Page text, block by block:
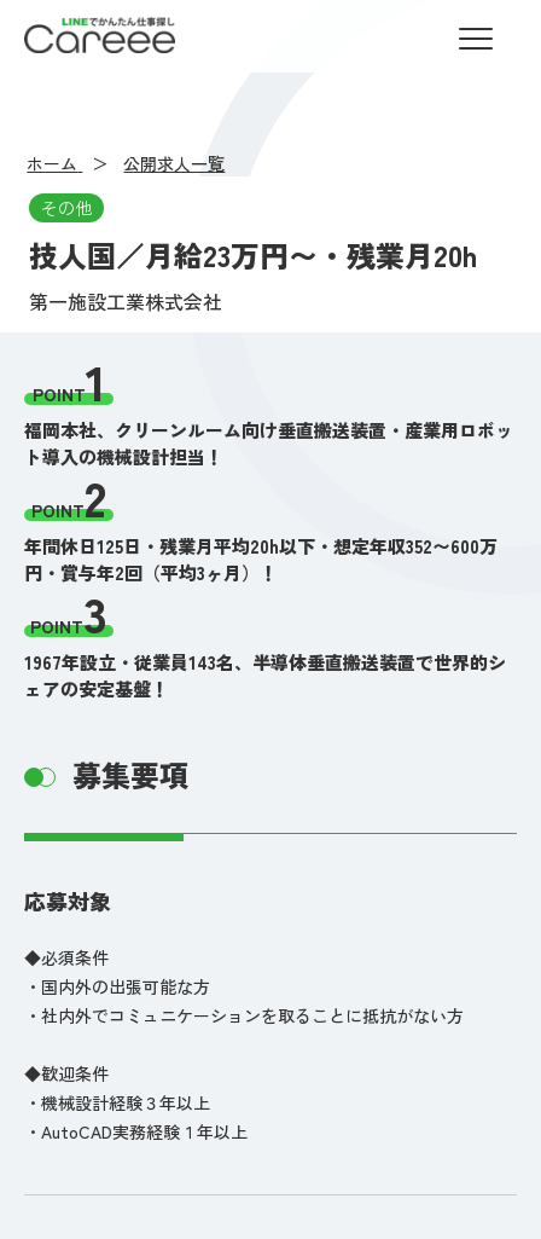
LINEでかんたん仕事探し Careee
ホーム
公開求人一覧
その他
技人国／月給23万円〜・残業月20h
第一施設工業株式会社
POINT1
福岡本社、クリーンルーム向け垂直搬送装置・産業用ロボッ
ト導入の機械設計担当！
POINT2
年間休日125日・残業月平均20h以下・想定年収352〜600万
円・賞与年2回（平均3ヶ月）！
POINT3
1967年設立・従業員143名、半導体垂直搬送装置で世界的シ
ェアの安定基盤！
募集要項
応募対象
◆必須条件
・国内外の出張可能な方
・社内外でコミュニケーションを取ることに抵抗がない方
◆歓迎条件
・機械設計経験３年以上
・AutoCAD実務経験１年以上